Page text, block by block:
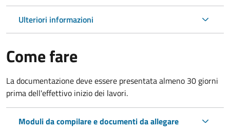
Ulteriori informazioni
Come fare
La documentazione deve essere presentataalmeno 30 giorni
prima dell'effettivo inizio dei lavori.
Moduli da compilare e documenti da allegare